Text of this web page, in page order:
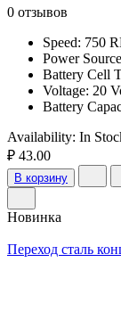
0 отзывов
Speed: 750
Power
Battery Cell
Voltage: 20
Battery
Availability: In
₽ 43.00
В корзину
Новинка
Переход сталь